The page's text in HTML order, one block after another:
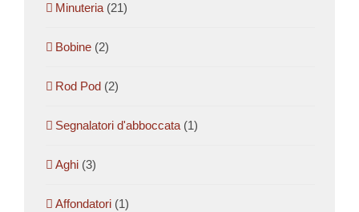
Minuteria (21)
Bobine (2)
Rod Pod (2)
Segnalatori d'abboccata (1)
Aghi (3)
Affondatori (1)